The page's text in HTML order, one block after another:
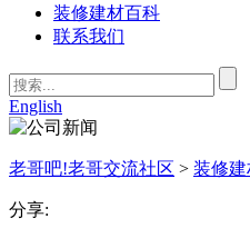
装修建材百科
联系我们
English
老哥吧!老哥交流社区 > 装修
分享: